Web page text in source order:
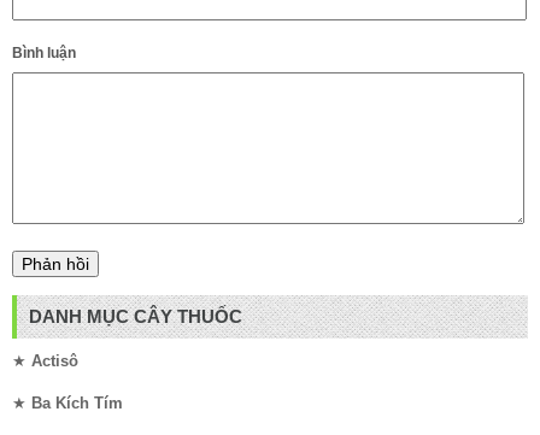
Bình luận
DANH MỤC CÂY THUỐC
★ Actisô
★ Ba Kích Tím